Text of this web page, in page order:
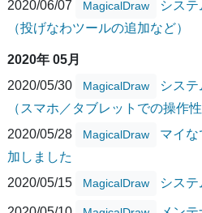
2020/06/07
MagicalDraw
シス
（投げなわツールの追加など）
2020年 05月
2020/05/30
MagicalDraw
シス
（スマホ／タブレットでの操作
2020/05/28
MagicalDraw
マイな
加しました
2020/05/15
MagicalDraw シス